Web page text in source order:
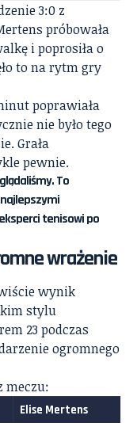
3:0 z
próbowała
i poprosiła o
to na rytm gry
poprawiała
nie było tego
Grała
pewnie.
To
tenisowi po
wrażenie
wynik
stylu
23 podczas
ogromnego
meczu:
Elise Mertens